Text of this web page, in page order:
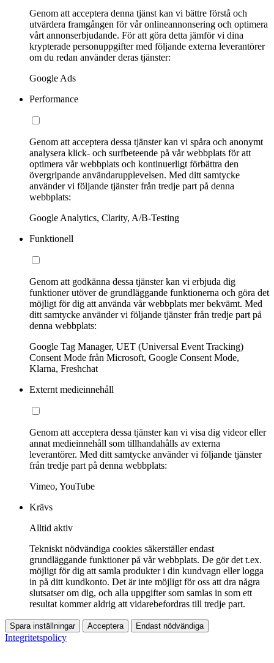
Genom att acceptera denna tjänst kan vi bättre förstå och
utvärdera framgången för vår onlineannonsering och optimera
vårt annonserbjudande. För att göra detta jämför vi dina
krypterade personuppgifter med följande externa leverantörer
om du redan använder deras tjänster:
Google Ads
Performance
Genom att acceptera dessa tjänster kan vi spåra och anonymt
analysera klick- och surfbeteende på vår webbplats för att
optimera vår webbplats och kontinuerligt förbättra den
övergripande användarupplevelsen. Med ditt samtycke
använder vi följande tjänster från tredje part på denna
webbplats:
Google Analytics, Clarity, A/B-Testing
Funktionell
Genom att godkänna dessa tjänster kan vi erbjuda dig
funktioner utöver de grundläggande funktionerna och göra det
möjligt för dig att använda vår webbplats mer bekvämt. Med
ditt samtycke använder vi följande tjänster från tredje part på
denna webbplats:
Google Tag Manager, UET (Universal Event Tracking)
Consent Mode från Microsoft, Google Consent Mode,
Klarna, Freshchat
Externt medieinnehåll
Genom att acceptera dessa tjänster kan vi visa dig videor eller
annat medieinnehåll som tillhandahålls av externa
leverantörer. Med ditt samtycke använder vi följande tjänster
från tredje part på denna webbplats:
Vimeo, YouTube
Krävs
Alltid aktiv
Tekniskt nödvändiga cookies säkerställer endast
grundläggande funktioner på vår webbplats. De gör det t.ex.
möjligt för dig att samla produkter i din kundvagn eller logga
in på ditt kundkonto. Det är inte möjligt för oss att dra några
slutsatser om dig, och alla uppgifter som samlas in som ett
resultat kommer aldrig att vidarebefordras till tredje part.
Spara inställningar Acceptera Endast nödvändiga
Integritetspolicy